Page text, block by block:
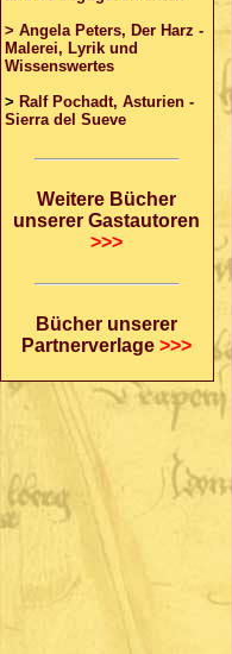
> Angela Peters, Der Harz -
Malerei, Lyrik und
Wissenswertes
> Ralf Pochadt, Asturien -
Sierra del Sueve
Weitere Bücher
unserer Gastautoren
>>>
Bücher unserer
Partnerverlage>>>